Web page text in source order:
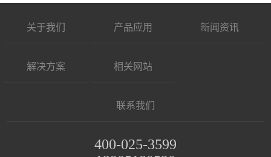
关于我们 产品应用 新闻资讯
解决方案 相关网站
联系我们
400-025-3599